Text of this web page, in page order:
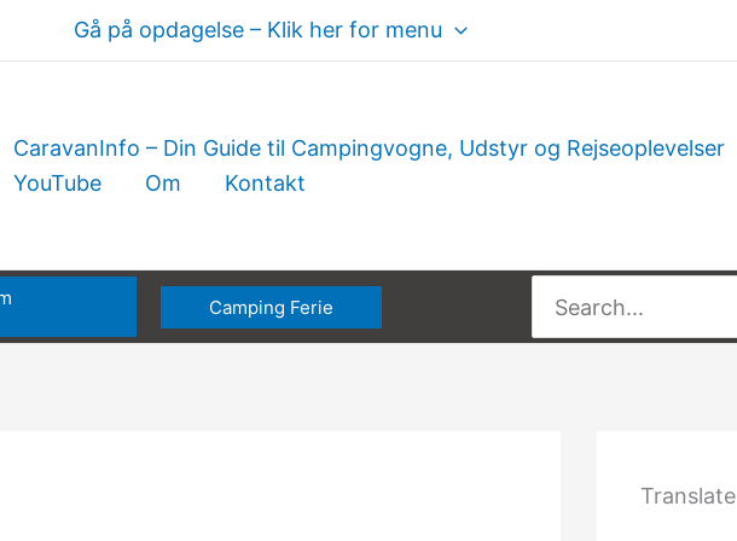
Gå på opdagelse – Klik her for menu
CaravanInfo – Din Guide til Campingvogne, Udstyr og Rejseoplevelser
YouTube
Om Kontakt
Camping Ferie
efter:
Translate